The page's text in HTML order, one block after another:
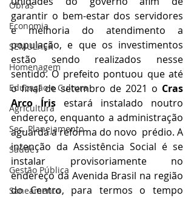
Obras
Economia
SEMULHER
Homenagem
Educação e Cultura
Agricultura
Sec. Planejamento
Saúde
Gestão Pública
Saneamento
garantir o bem-estar dos servidores
e melhoria do atendimento a
população, e que os investimentos
estão sendo realizados nesse
sentido. O prefeito pontuou que até
o final de setembro de 2021 o Cras
Arco Íris estará instalado noutro
endereço, enquanto a administração
aguarda a reforma do novo  prédio. A
intenção da Assistência Social é se
instalar provisoriamente no
endereço da Avenida Brasil na região
do Centro, para termos o tempo